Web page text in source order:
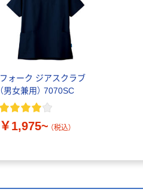
フォーク ジアスクラブ
（男女兼用） 7070SC
￥1,975~ （税込）